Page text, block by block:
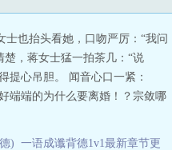
也抬头看她，口吻严厉：“我问
，蒋女士猛一拍茶几：“说
提心吊胆。 闻音心口一紧：
端端的为什么要离婚！？宗敛哪
) 一语成谶背德1v1最新章节更